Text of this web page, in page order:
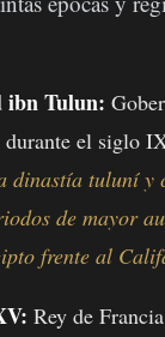
ibn Tulun:
el siglo
dinastía tuluní y
de mayor
frente al
Rey de